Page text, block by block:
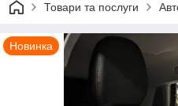
Товари та послуги
Новинка